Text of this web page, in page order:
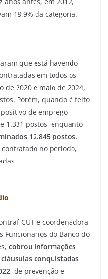
18,9% da categoria.
que está havendo
em todos os
de 2020 e maio de 2024,
Porém, quando é feito
de emprego
1.331 postos, enquanto
12.845 postos.
no período,
CUT e coordenadora
Funcionários do Banco do
cobrou informações
conquistadas
, de prevenção e